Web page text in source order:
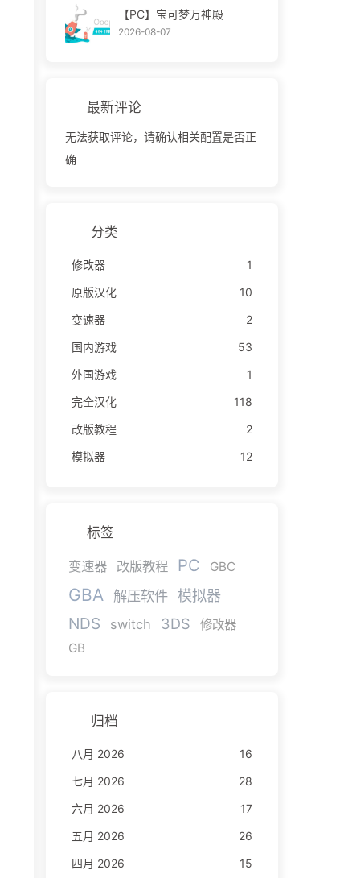
【PC】宝可梦万神殿
2026-08-07
最新评论
无法获取评论，请确认相关配置是否正
确
分类
修改器
1
原版汉化
10
变速器
2
国内游戏
53
外国游戏
1
完全汉化
118
改版教程
2
模拟器
12
标签
变速器 改版教程 PC GBC
GBA 解压软件 模拟器
NDS switch 3DS
修改器
GB
归档
八月 2026
16
七月 2026
28
六月 2026
17
五月 2026
26
四月 2026
15